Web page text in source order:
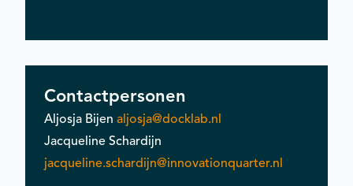
Contactpersonen
Aljosja Bijen aljosja@docklab.nl
Jacqueline Schardijn
jacqueline.schardijn@innovationquarter.nl